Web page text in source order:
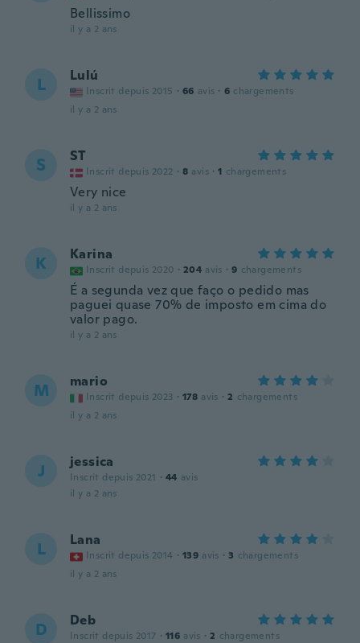
Bellissimo
il y a 2 ans
L Lulú
Inscrit depuis 2015 · 66 avis · 6 chargements
il y a 2 ans
S ST
Inscrit depuis 2022 · 8 avis · 1 chargements
Very nice
il y a 2 ans
K Karina
Inscrit depuis 2020 · 204 avis · 9 chargements
É a segunda vez que faço o pedido mas
paguei quase 70% de imposto em cima do
valor pago.
il y a 2 ans
M mario
Inscrit depuis 2023 · 178 avis · 2 chargements
il y a 2 ans
J jessica
Inscrit depuis 2021 · 44 avis
il y a 2 ans
L Lana
Inscrit depuis 2014 · 139 avis · 3 chargements
il y a 2 ans
D Deb
Inscrit depuis 2017 · 116 avis · 2 chargements